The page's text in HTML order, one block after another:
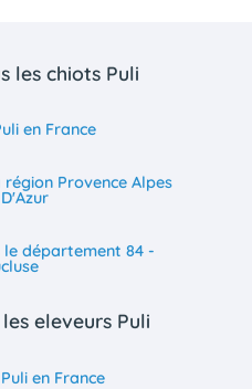
les chiots Puli
en France
Provence Alpes
le département 84 -
eleveurs Puli
en France